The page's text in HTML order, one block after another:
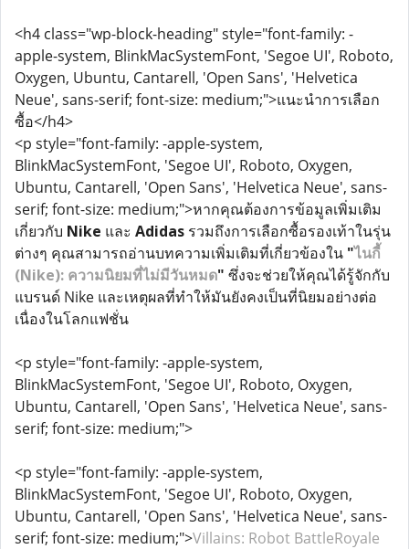
<h4 class="wp-block-heading" style="font-family: -
apple-system, BlinkMacSystemFont, 'Segoe UI', Roboto,
Oxygen, Ubuntu, Cantarell, 'Open Sans', 'Helvetica
Neue', sans-serif; font-size: medium;">แนะนำการเลือก
ซื้อ</h4>
<p style="font-family: -apple-system,
BlinkMacSystemFont, 'Segoe UI', Roboto, Oxygen,
Ubuntu, Cantarell, 'Open Sans', 'Helvetica Neue', sans-
serif; font-size: medium;">หากคุณต้องการข้อมูลเพิ่มเติม
เกี่ยวกับ Nike และ Adidas รวมถึงการเลือกซื้อรองเท้าในรุ่น
ต่างๆ คุณสามารถอ่านบทความเพิ่มเติมที่เกี่ยวข้องใน "ไนกี้
(Nike): ความนิยมที่ไม่มีวันหมด" ซึ่งจะช่วยให้คุณได้รู้จักกับ
แบรนด์ Nike และเหตุผลที่ทำให้มันยังคงเป็นที่นิยมอย่างต่อ
เนื่องในโลกแฟชั่น
<p style="font-family: -apple-system,
BlinkMacSystemFont, 'Segoe UI', Roboto, Oxygen,
Ubuntu, Cantarell, 'Open Sans', 'Helvetica Neue', sans-
serif; font-size: medium;">
<p style="font-family: -apple-system,
BlinkMacSystemFont, 'Segoe UI', Roboto, Oxygen,
Ubuntu, Cantarell, 'Open Sans', 'Helvetica Neue', sans-
serif; font-size: medium;">Villains: Robot BattleRoyale